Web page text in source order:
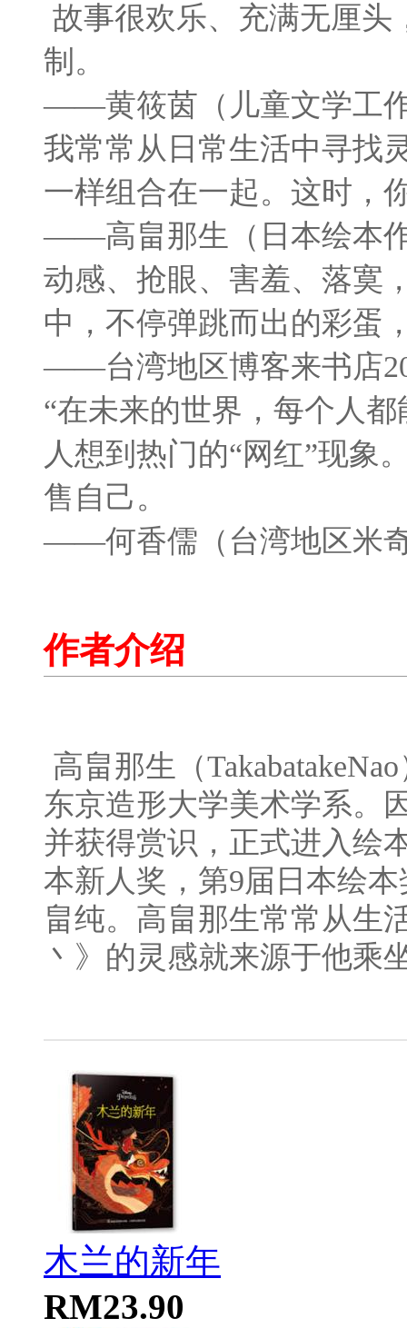
故事很欢乐、充满无厘头
制。
——黄筱茵（儿童文学工
我常常从日常生活中寻找
一样组合在一起。这时，
——高畠那生（日本绘本
动感、抢眼、害羞、落寞
中，不停弹跳而出的彩蛋
——台湾地区博客来书店
“在未来的世界，每个人
人想到热门的“网红”现象
售自己。
——何香儒（台湾地区米
作者介绍
高畠那生（
东京造形大学美术学系。
并获得赏识，正式进入绘
本新人奖，第9届日本绘
畠纯。高畠那生常常从生
丶》的灵感就来源于他乘
木兰的新年
RM23.90